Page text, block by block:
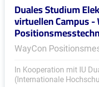
Duales Studium
virtuellen Campus -
WayCon
In Kooperation mit IU
(Internationale